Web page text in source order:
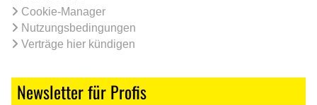
Cookie-Manager
Nutzungsbedingungen
Verträge hier kündigen
Newsletter für Profis